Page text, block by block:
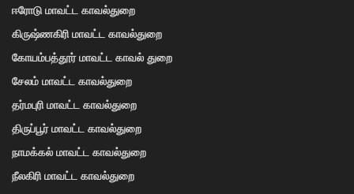
ஈரோடு மாவட்ட காவல்துறை
கிருஷ்ணகிரி மாவட்ட காவல்துறை
கோயம்பத்தூர் மாவட்ட காவல் துறை
சேலம் மாவட்ட காவல்துறை
தர்மபுரி மாவட்ட காவல்துறை
திருப்பூர் மாவட்ட காவல்துறை
நாமக்கல் மாவட்ட காவல்துறை
நீலகிரி மாவட்ட காவல்துறை